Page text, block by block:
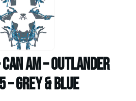
AM – OUTLANDER
GREY & BLUE